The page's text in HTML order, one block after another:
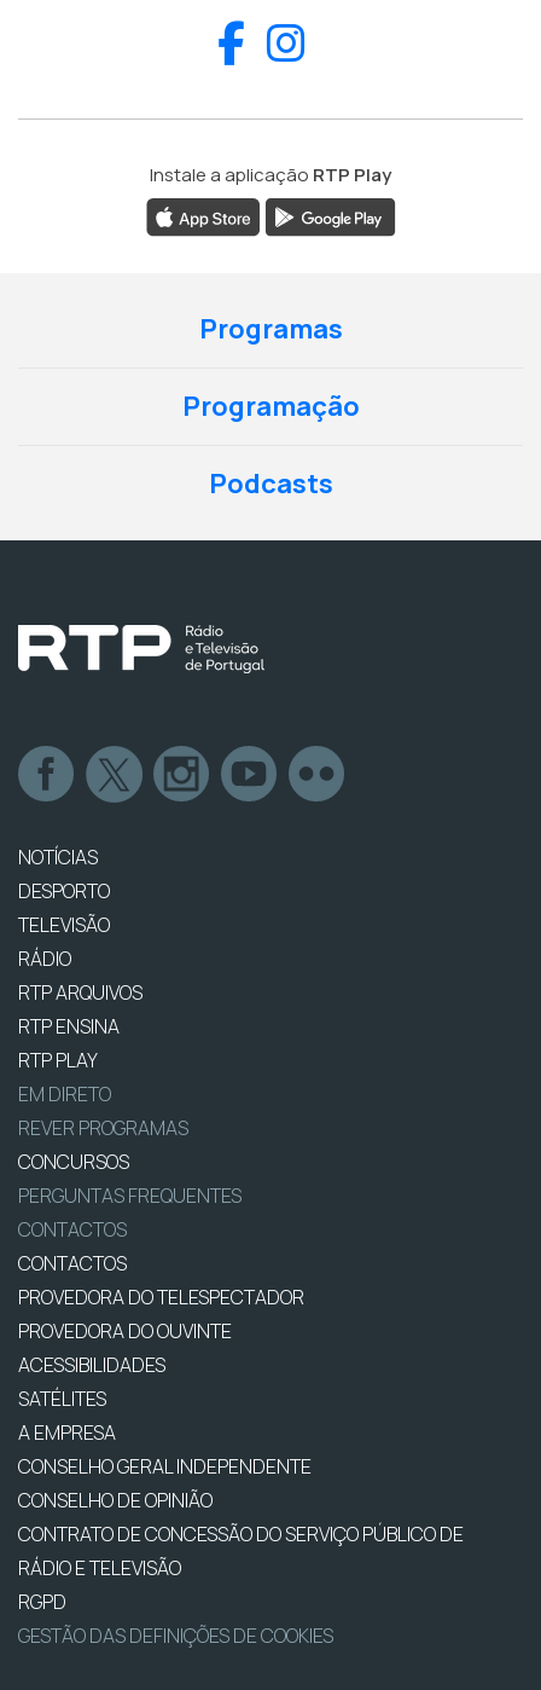
Facebook
Instale a aplicação RTP Play
Programas
Programação
Podcasts
NOTÍCIAS
DESPORTO
TELEVISÃO
RÁDIO
RTP ARQUIVOS
RTP ENSINA
RTP PLAY
EM DIRETO
REVER PROGRAMAS
CONCURSOS
PERGUNTAS FREQUENTES
CONTACTOS
CONTACTOS
PROVEDORA DO TELESPECTADOR
PROVEDORA DO OUVINTE
ACESSIBILIDADES
SATÉLITES
A EMPRESA
CONSELHO GERAL INDEPENDENTE
CONSELHO DE OPINIÃO
CONTRATO DE CONCESSÃO DO SERVIÇO PÚBLICO DE
RÁDIO E TELEVISÃO
RGPD
GESTÃO DAS DEFINIÇÕES DE COOKIES